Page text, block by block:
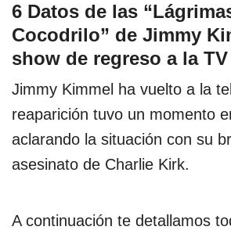
6 Datos de las
Cocodrilo” de Jimmy
show de regreso a la TV
Jimmy Kimmel ha vuelto a la
reaparición tuvo un momento
aclarando la situación con su
asesinato de Charlie Kirk.
A continuación te detallamos